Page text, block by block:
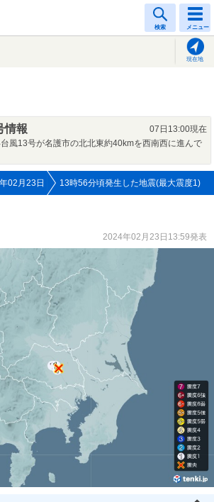
検索 メニュー
現在地
情報
07日13:00現在
風13号が名護市の北北東約40kmを西南西に進んで
02月23日 13時56分頃発生した地震(最大震度1)
2024年02月23日13:59発表